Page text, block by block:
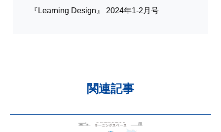
『Learning Design』 2024年1-2月号
関連記事